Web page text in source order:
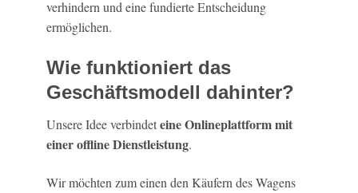
verhindern und eine fundierte Entscheidung
ermöglichen.
Wie funktioniert das
Geschäftsmodell dahinter?
Unsere Idee verbindeteine Onlineplattform mit
einer offline Dienstleistung.
Wir möchten zum einen den Käufern des Wagens